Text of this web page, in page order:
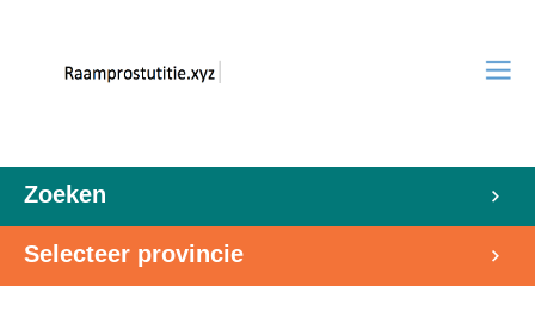
Zoeken
Selecteer provincie